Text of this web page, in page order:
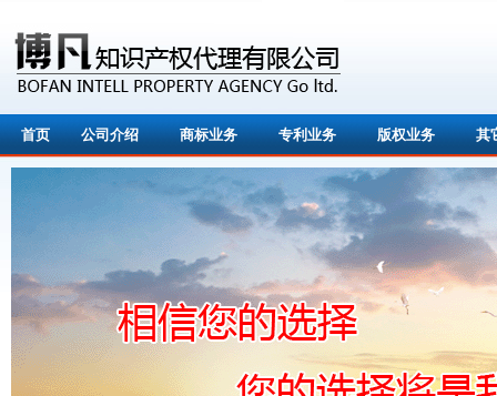
首页 公司介绍 商标业务 专利业务 版权业务 其